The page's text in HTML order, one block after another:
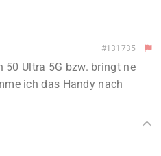
#131735
50 Ultra 5G bzw. bringt ne
ich das Handy nach